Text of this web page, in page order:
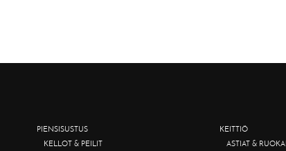
PIENSISUSTUS
KELLOT & PEILIT
KEITTIÖ
ASTIAT &